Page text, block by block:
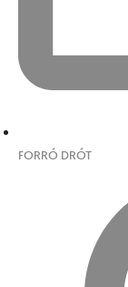
FORRÓ DRÓT